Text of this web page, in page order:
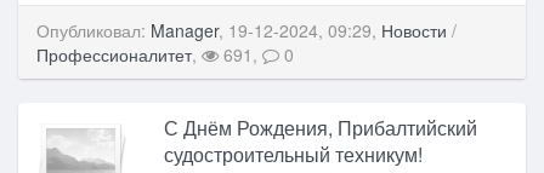
Опубликовал: Manager, 19-12-2024, 09:29, Новости /
Профессионалитет, 691, 0
С Днём Рождения, Прибалтийский
судостроительный техникум!